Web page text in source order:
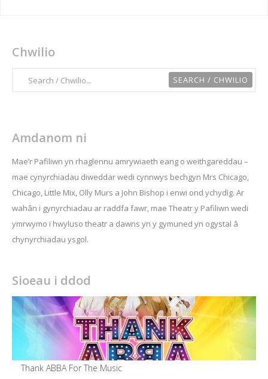
Chwilio
Amdanom ni
Mae’r Pafiliwn yn rhaglennu amrywiaeth eang o weithgareddau –
mae cynyrchiadau diweddar wedi cynnwys bechgyn Mrs Chicago,
Chicago, Little Mix, Olly Murs a John Bishop i enwi ond ychydig. Ar
wahân i gynyrchiadau ar raddfa fawr, mae Theatr y Pafiliwn wedi
ymrwymo i hwyluso theatr a dawns yn y gymuned yn ogystal â
chynyrchiadau ysgol.
Sioeau i ddod
Thank ABBA For The Music